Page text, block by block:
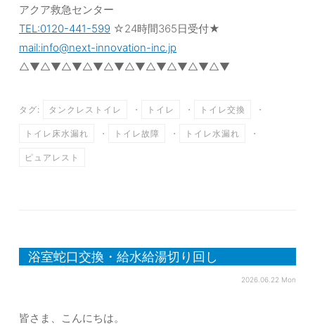
アクア救急センター
TEL:0120-441-599 ☆24時間365日受付★
mail:info@next-innovation-inc.jp
△▼△▼△▼△▼△▼△▼△▼△▼△▼△▼
タグ: タンクレストイレ ・ トイレ ・ トイレ交換 ・
トイレ床水漏れ ・ トイレ故障 ・ トイレ水漏れ ・
ピュアレスト
浴室蛇口交換・給水給湯切り回し
2026.06.22 Mon
皆さま、こんにちは。